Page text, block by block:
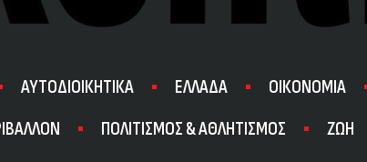
ΑΥΤΟΔΙΟΙΚΗΤΙΚΑ ΕΛΛΑΔΑ
ΟΙΚΟΝΟΜΙΑ
ΠΟΛΙΤΙΣΜΟΣ & ΑΘΛΗΤΙΣΜΟΣ
ΖΩΗ